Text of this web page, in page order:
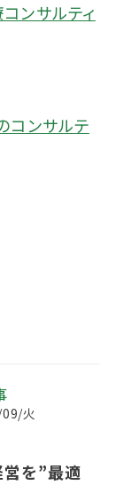
ンサルティ
コンサルテ
火
営を”最適